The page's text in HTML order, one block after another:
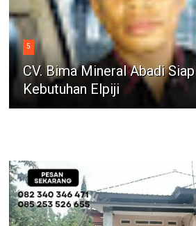
5
CV. Bima Mineral Abadi
Kebutuhan Elpiji